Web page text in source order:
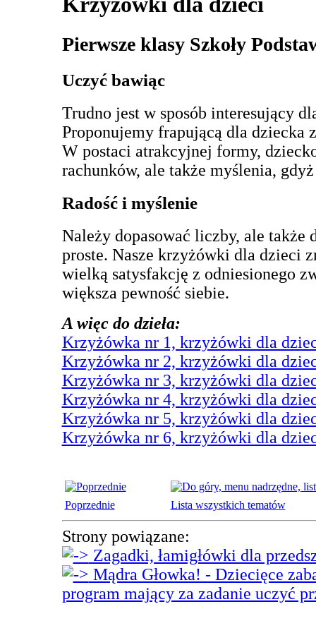
Pierwsze klasy Szkoły
Uczyć bawiąc
Trudno jest w sposób interesujący
Proponujemy frapującą dla dziecka
W postaci atrakcyjnej formy,
rachunków, ale także myślenia,
Radość i myślenie
Należy dopasować liczby, ale także
proste. Nasze krzyżówki dla dzieci
wielką satysfakcję z odniesionego
większa pewność siebie.
A więc do dzieła:
Krzyżówka nr 1, krzyżówki dla
Krzyżówka nr 2, krzyżówki dla
Krzyżówka nr 3, krzyżówki dla
Krzyżówka nr 4, krzyżówki dla
Krzyżówka nr 5, krzyżówki dla
Krzyżówka nr 6, krzyżówki dla
Poprzednie Lista wszystkich tematów
Strony powiązane:
Zagadki, łamigłówki dla
Mądra Głowka! - Dziecięce
program mający za zadanie uczyć